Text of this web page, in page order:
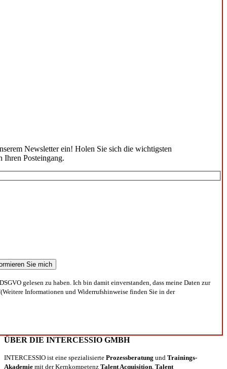
Newsletter ein! Holen Sie sich die wichtigsten
Ihren Posteingang.
gelesen zu haben. Ich bin damit einverstanden, dass meine Daten zur
Informationen und Widerrufshinweise finden Sie in der
ÜBER DIE INTERCESSIO GMBH
INTERCESSIO ist eine spezialisierte Prozessberatung und Trainings-
Akademie mit der Kernkompetenz Talent Acquisition Talent